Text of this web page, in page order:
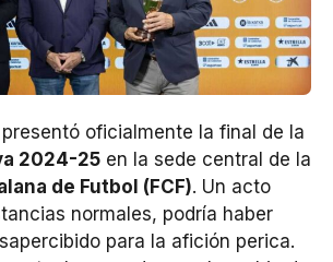
oficialmente la final de la
2024-25 en la sede central de la
de Futbol (FCF). Un acto
normales, podría haber
para la afición perica.